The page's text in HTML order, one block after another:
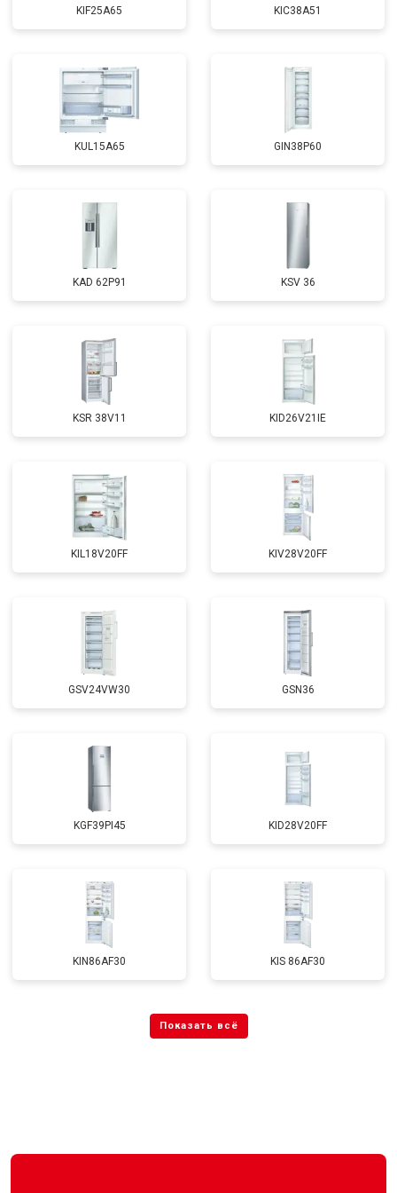
KIF25A65 KIC38A51
KUL15A65 GIN38P60
KAD 62P91 KSV 36
KSR 38V11 KID26V21IE
KIL18V20FF KIV28V20FF
GSV24VW30 GSN36
KGF39PI45 KID28V20FF
KIN86AF30 KIS 86AF30